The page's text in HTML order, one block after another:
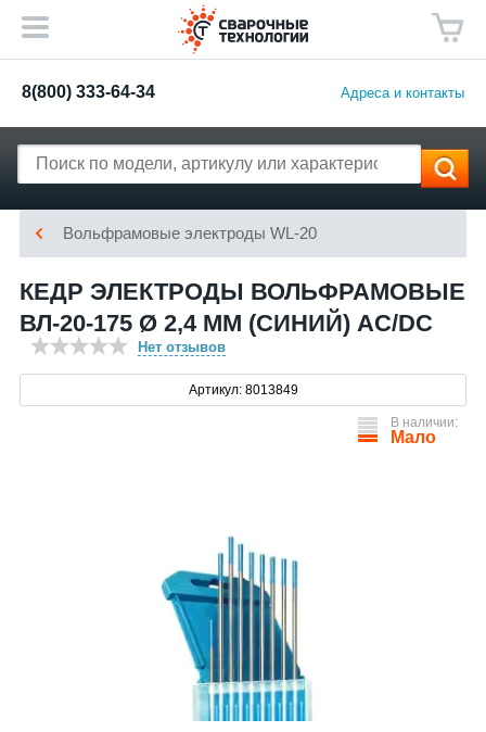
8(800) 333-64-34 Адреса и контакты
Вольфрамовые электроды WL-20
КЕДР ЭЛЕКТРОДЫ ВОЛЬФРАМОВЫЕ
ВЛ-20-175 Ø 2,4 ММ (СИНИЙ) AC/DC
Нет отзывов
Артикул: 8013849
В наличии:
Мало